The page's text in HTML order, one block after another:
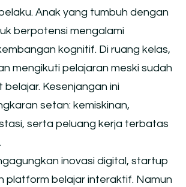
Anak yang tumbuh dengan
berpotensi mengalami
kognitif. Di ruang kelas,
mengikuti pelajaran meski sudah
Kesenjangan ini
setan: kemiskinan,
serta peluang kerja terbatas
inovasi digital, startup
platform belajar interaktif. Namun